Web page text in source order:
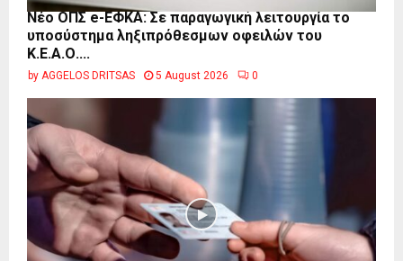
Νέο ΟΠΣ e-ΕΦΚΑ: Σε παραγωγική λειτουργία το
υποσύστημα ληξιπρόθεσμων οφειλών του
Κ.Ε.Α.Ο....
by AGGELOS DRITSAS 5 August 2026 0